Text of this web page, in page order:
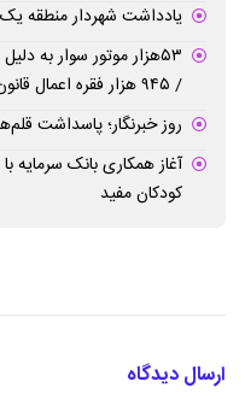
یادداشت شهردار منطقه یک
۵۳هزار موتور سوار به
/ ۹۴۵ هزار فقره اعمال قانون تخلفات موتورسواران در سال ۱۴۰۵
روز خبرنگار؛ پاسداشت
آغاز همکاری بانک سرمایه
کودکان مفید
ارسال دیدگاه